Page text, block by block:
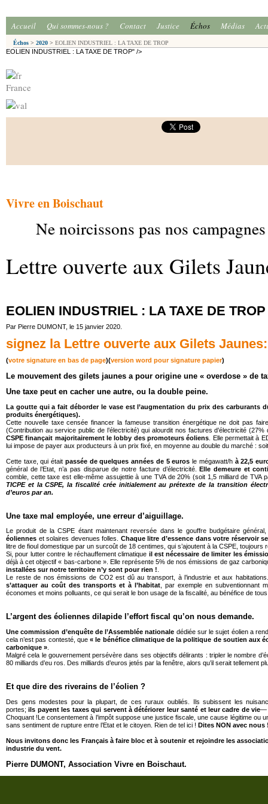
Accueil Qui sommes-nous ? Contact Justice Échos Médias
Échos > 2020 > EOLIEN INDUSTRIEL : LA TAXE DE TROP
EOLIEN INDUSTRIEL : LA TAXE DE TROP" />
France
Vivre en Boischaut
Ne noircissons pas nos campagnes
Lettre ouverte aux Gilets
EOLIEN INDUSTRIEL : LA TAXE DE TROP
Par Pierre DUMONT, le 15 janvier 2020.
signez la Lettre ouverte aux Gilets Jaunes:
(votre signature en bas de page)(version word pour signature papier)
Le mouvement des gilets jaunes a pour origine une « overdose » de
Une taxe peut en cacher une autre, ou la double peine.
La goutte qui a fait déborder le vase est l’augmentation du prix des carburants
produits énergétiques).
Cette nouvelle taxe censée financer la fameuse transition énergétique ne doit pas
(Contribution au service public de l’électricité) qui alourdit nos factures d’électricité
CSPE finançait majoritairement le lobby des promoteurs éoliens . Elle permettait à
lui impose de payer aux producteurs à un prix fixé, en moyenne au double du marché :
Cette taxe, qui était passée de quelques années de 5 euros le mégawatt/h à 22,5
général de l’Etat, n’a pas disparue de notre facture d’électricité.Elle demeure et
comble, cette taxe est elle-même assujettie à une TVA de 20% (soit 1,5 milliard de
TICPE et la CSPE, la fiscalité crée initialement au prétexte de la transition
d’euros par an.
Une taxe mal employée, une erreur d’aiguillage.
Le produit de la CSPE étant maintenant reversée dans le gouffre budgétaire général,
éoliennes et solaires devenues folles. Chaque litre d’essence dans votre réservoir
litre de fioul domestique par un surcoût de 18 centimes, qui s’ajoutent à la CSPE, toujours
Si, pour lutter contre le réchauffement climatique il est nécessaire de limiter les
déjà à cet objectif « bas-carbone ». Elle représente 5% de nos émissions de gaz
installées sur notre territoire n’y sont pour rien !
Le reste de nos émissions de CO2 est dû au transport, à l’industrie et aux
s’attaquer au coût des transports et à l’habitat , par exemple en subventionnant
économes et moins polluants, ce qui serait le bon usage de la fiscalité, au bénéfice de
L’argent des éoliennes dilapide l’effort fiscal qu’on nous demande.
Une commission d’enquête de l’Assemblée nationale dédiée sur le sujet éolien a
cela n’est pas contesté, que« le bénéfice climatique de la politique de soutien aux
carbonique »
Malgré cela le gouvernement persévère dans ses objectifs délirants : tripler le nombre
80 milliards d’eu ros. Des milliards d’euros jetés par la fenêtre, alors qu’il serait tellement
Et que dire des riverains de l’éolien ?
Des gens modestes pour la plupart, de ces ruraux oubliés. Ils subissent les
portes;ils payent les taxes qui servent à détériorer leur santé et leur cadre de vie—
Choquant !Le consentement à l’impôt suppose une justice fiscale, une cause légitime ou
sans sentiment de rupture entre l’Etat et le citoyen. Rien de tel ici ! Dites NON avec nous
Nous invitons donc les Français à faire bloc et à soutenir et rejoindre les
industrie du vent.
Pierre DUMONT, Association Vivre en Boischaut.